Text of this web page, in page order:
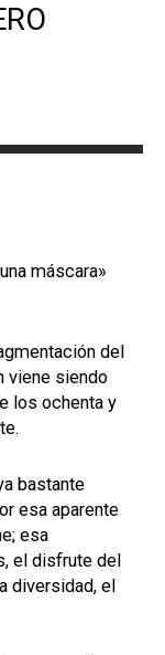
máscara»
del
viene siendo
los ochenta y
bastante
esa aparente
esa
el disfrute del
diversidad, el